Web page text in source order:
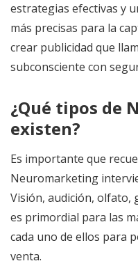
estrategias efectivas y
más precisas para la
crear publicidad que
subconsciente con
¿Qué tipos de
existen?
Es importante que
Neuromarketing
Visión, audición, olfato,
es primordial para las
cada uno de ellos para
venta.